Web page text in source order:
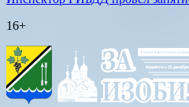
16+